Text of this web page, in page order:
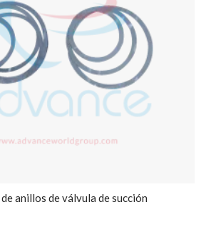
anillos de válvula de succión